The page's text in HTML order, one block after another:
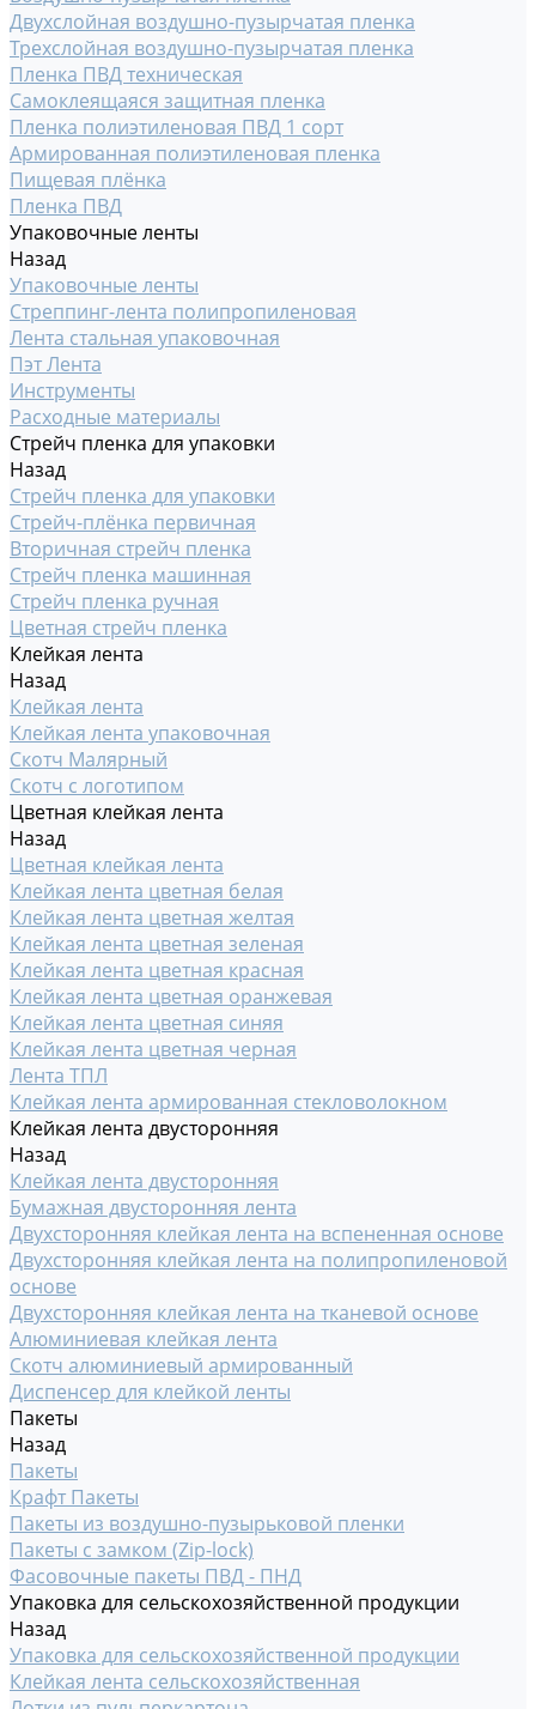
Двухслойная воздушно-пузырчатая пленка
Трехслойная воздушно-пузырчатая пленка
Пленка ПВД техническая
Самоклеящаяся защитная пленка
Пленка полиэтиленовая ПВД 1 сорт
Армированная полиэтиленовая пленка
Пищевая плёнка
Пленка ПВД
Упаковочные ленты
Назад
Упаковочные ленты
Стреппинг-лента полипропиленовая
Лента стальная упаковочная
Пэт Лента
Инструменты
Расходные материалы
Стрейч пленка для упаковки
Назад
Стрейч пленка для упаковки
Стрейч-плёнка первичная
Вторичная стрейч пленка
Стрейч пленка машинная
Стрейч пленка ручная
Цветная стрейч пленка
Клейкая лента
Назад
Клейкая лента
Клейкая лента упаковочная
Скотч Малярный
Скотч с логотипом
Цветная клейкая лента
Назад
Цветная клейкая лента
Клейкая лента цветная белая
Клейкая лента цветная желтая
Клейкая лента цветная зеленая
Клейкая лента цветная красная
Клейкая лента цветная оранжевая
Клейкая лента цветная синяя
Клейкая лента цветная черная
Лента ТПЛ
Клейкая лента армированная стекловолокном
Клейкая лента двусторонняя
Назад
Клейкая лента двусторонняя
Бумажная двусторонняя лента
Двухсторонняя клейкая лента на вспененная основе
Двухсторонняя клейкая лента на полипропиленовой
основе
Двухсторонняя клейкая лента на тканевой основе
Алюминиевая клейкая лента
Скотч алюминиевый армированный
Диспенсер для клейкой ленты
Пакеты
Назад
Пакеты
Крафт Пакеты
Пакеты из воздушно-пузырьковой пленки
Пакеты с замком (Zip-lock)
Фасовочные пакеты ПВД - ПНД
Упаковка для сельскохозяйственной продукции
Назад
Упаковка для сельскохозяйственной продукции
Клейкая лента сельскохозяйственная